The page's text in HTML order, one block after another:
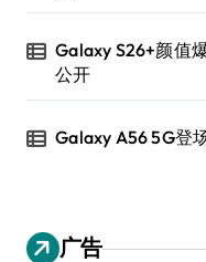
Galaxy S26+颜值
公开
Galaxy A56 5G登
广告